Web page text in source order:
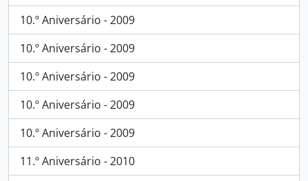
10.º Aniversário - 2009
10.º Aniversário - 2009
10.º Aniversário - 2009
10.º Aniversário - 2009
10.º Aniversário - 2009
11.º Aniversário - 2010